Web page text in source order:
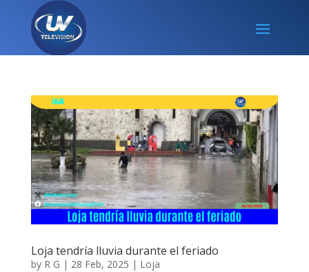
Loja tendría lluvia durante el feriado
by R G | 28 Feb, 2025 | Loja